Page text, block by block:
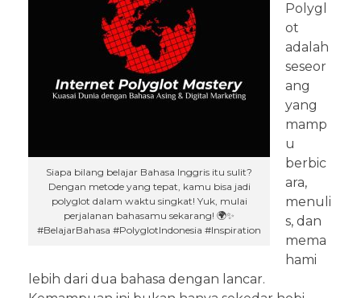
Siapa bilang belajar Bahasa Inggris itu sulit?
Dengan metode yang tepat, kamu bisa jadi
polyglot dalam waktu singkat! Yuk, mulai
perjalanan bahasamu sekarang! 🌍✨
#BelajarBahasa #PolyglotIndonesia #Inspiration
Polygl
ot
adalah
seseor
ang
yang
mamp
u
berbic
ara,
menuli
s, dan
mema
hami
lebih dari dua bahasa dengan lancar.